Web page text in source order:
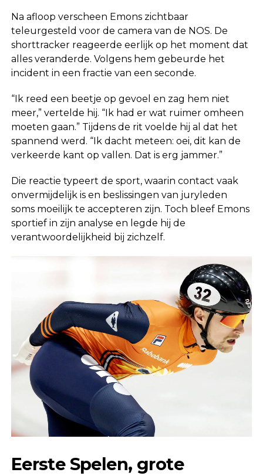
Na afloop verscheen Emons zichtbaar
teleurgesteld voor de camera van de NOS. De
shorttracker reageerde eerlijk op het moment dat
alles veranderde. Volgens hem gebeurde het
incident in een fractie van een seconde.
“Ik reed een beetje op gevoel en zag hem niet
meer,” vertelde hij. “Ik had er wat ruimer omheen
moeten gaan.” Tijdens de rit voelde hij al dat het
spannend werd. “Ik dacht meteen: oei, dit kan de
verkeerde kant op vallen. Dat is erg jammer.”
Die reactie typeert de sport, waarin contact vaak
onvermijdelijk is en beslissingen van juryleden
soms moeilijk te accepteren zijn. Toch bleef Emons
sportief in zijn analyse en legde hij de
verantwoordelijkheid bij zichzelf.
Eerste Spelen, grote